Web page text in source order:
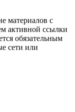
материалов с
активной ссылки
обязательным
сети или